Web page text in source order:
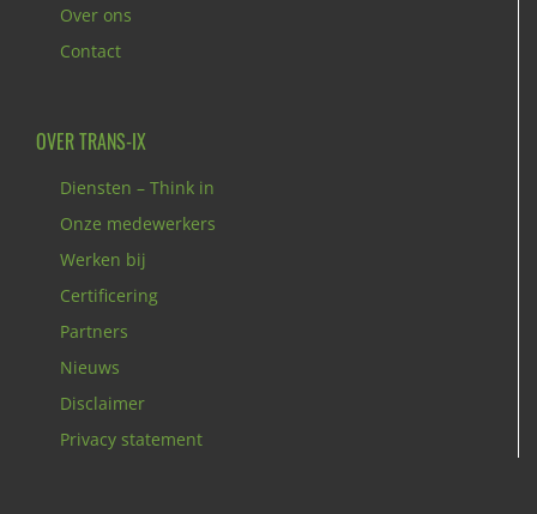
Over ons
Contact
OVER TRANS-IX
Diensten – Think in
Onze medewerkers
Werken bij
Certificering
Partners
Nieuws
Disclaimer
Privacy statement